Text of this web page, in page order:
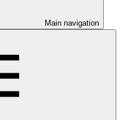
Main navigation